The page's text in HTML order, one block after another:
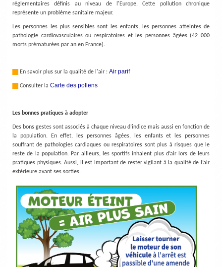
réglementaires définis au niveau de l'Europe. Cette pollution chronique
représente un problème sanitaire majeur.
Les personnes les plus sensibles sont les enfants, les personnes atteintes de
pathologie cardiovasculaires ou respiratoires et les personnes âgées (42 000
morts prématurées par an en France).
En savoir plus sur la qualité de l'air : Air parif
Consulter la Carte des pollens
Les bonnes pratiques à adopter
Des bons gestes sont associés à chaque niveau d’indice mais aussi en fonction de
la population. En effet, les personnes âgées, les enfants et les personnes
souffrant de pathologies cardiaques ou respiratoires sont plus à risques que le
reste de la population. Par ailleurs, les sportifs inhalent plus d’air lors de leurs
pratiques physiques. Aussi, il est important de rester vigilant à la qualité de l’air
extérieure avant ses sorties.